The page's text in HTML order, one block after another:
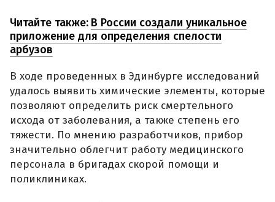
Читайте также: В России создали уникальное
приложение для определения спелости
арбузов
В ходе проведенных в Эдинбурге исследований
удалось выявить химические элементы, которые
позволяют определить риск смертельного
исхода от заболевания, а также степень его
тяжести. По мнению разработчиков, прибор
значительно облегчит работу медицинского
персонала в бригадах скорой помощи и
поликлиниках.